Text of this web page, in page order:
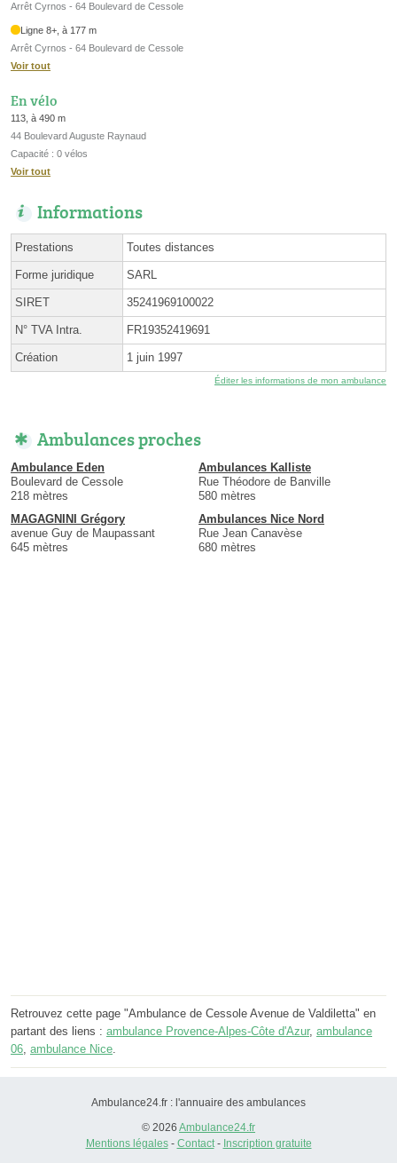
Arrêt Cyrnos - 64 Boulevard de Cessole
Ligne 8+, à 177 m
Arrêt Cyrnos - 64 Boulevard de Cessole
Voir tout
En vélo
113, à 490 m
44 Boulevard Auguste Raynaud
Capacité : 0 vélos
Voir tout
Informations
Prestations Toutes distances
Forme juridique SARL
SIRET 35241969100022
N° TVA Intra. FR19352419691
Création 1 juin 1997
Éditer les informations de mon ambulance
Ambulances proches
Ambulance Eden
Boulevard de Cessole
218 mètres
Ambulances Kalliste
Rue Théodore de Banville
580 mètres
MAGAGNINI Grégory
avenue Guy de Maupassant
645 mètres
Ambulances Nice Nord
Rue Jean Canavèse
680 mètres
Retrouvez cette page "Ambulance de Cessole Avenue de Valdiletta" en
partant des liens : ambulance Provence-Alpes-Côte d'Azur, ambulance
06, ambulance Nice.
Ambulance24.fr : l'annuaire des ambulances
© 2026 Ambulance24.fr
Mentions légales- Contact- Inscription gratuite